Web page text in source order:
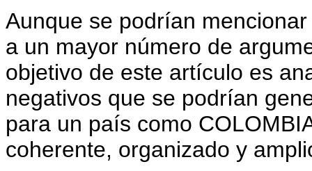
Aunque se podrían
a un mayor número de
objetivo de este artículo es
negativos que se podrían
para un país como
coherente, organizado y